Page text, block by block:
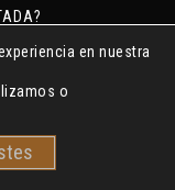
en nuestra
o